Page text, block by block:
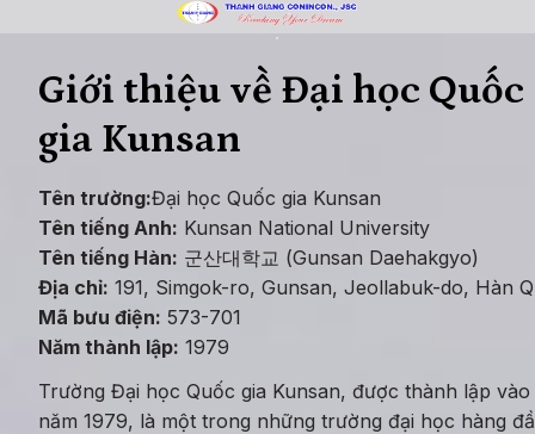
Giới thiệu về Đại học Quốc
gia Kunsan
Tên trường:Đại học Quốc gia Kunsan
Tên tiếng Anh: Kunsan National University
Tên tiếng Hàn: 군산대학교 (Gunsan Daehakgyo)
Địa chỉ: 191, Simgok-ro, Gunsan, Jeollabuk-do, Hàn
Mã bưu điện: 573-701
Năm thành lập: 1979
Trường Đại học Quốc gia Kunsan, được thành lập vào
năm 1979, là một trong những trường đại học hàng